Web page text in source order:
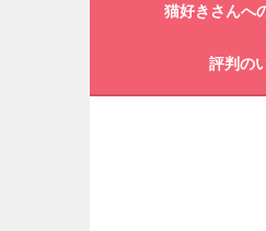
猫好きさんへ
評判の